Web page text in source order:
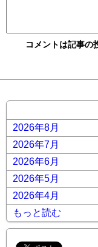
コメントは記事の
2026年8月
2026年7月
2026年6月
2026年5月
2026年4月
もっと読む